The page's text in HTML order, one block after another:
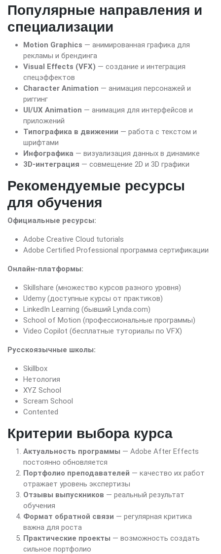
Популярные направления и
специализации
Motion Graphics — анимированная графика для
рекламы и брендинга
Visual Effects (VFX) — создание и интеграция
спецэффектов
Character Animation — анимация персонажей и
риггинг
UI/UX Animation — анимация для интерфейсов и
приложений
Типографика в движении — работа с текстом и
шрифтами
Инфографика — визуализация данных в динамике
3D-интеграция — совмещение 2D и 3D графики
Рекомендуемые ресурсы
для обучения
Официальные ресурсы:
Adobe Creative Cloud tutorials
Adobe Certified Professional программа сертификации
Онлайн-платформы:
Skillshare (множество курсов разного уровня)
Udemy (доступные курсы от практиков)
LinkedIn Learning (бывший Lynda.com)
School of Motion (профессиональные программы)
Video Copilot (бесплатные туториалы по VFX)
Русскоязычные школы:
Skillbox
Нетология
XYZ School
Scream School
Contented
Критерии выбора курса
Актуальность программы — Adobe After Effects
постоянно обновляется
Портфолио преподавателей — качество их работ
отражает уровень экспертизы
Отзывы выпускников — реальный результат
обучения
Формат обратной связи — регулярная критика
важна для роста
Практические проекты — возможность создать
сильное портфолио